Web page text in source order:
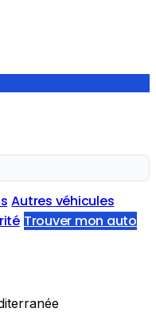
Autres véhicules
Trouver mon auto